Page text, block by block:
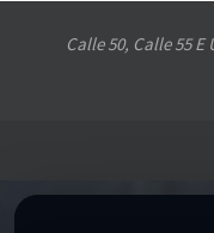
Calle 50, Calle 55